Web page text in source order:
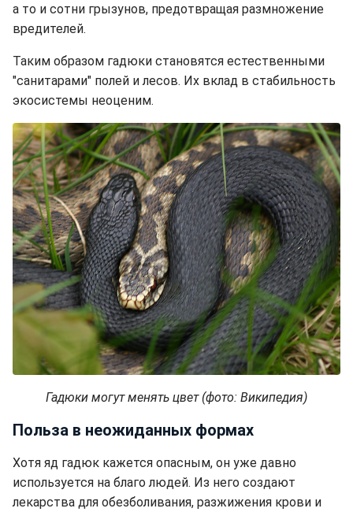
а то и сотни грызунов, предотвращая размножение
вредителей.
Таким образом гадюки становятся естественными
"санитарами" полей и лесов. Их вклад в стабильность
экосистемы неоценим.
Гадюки могут менять цвет (фото: Википедия)
Польза в неожиданных формах
Хотя яд гадюк кажется опасным, он уже давно
используется на благо людей. Из него создают
лекарства для обезболивания, разжижения крови и